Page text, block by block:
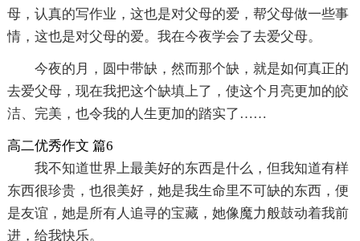
母，认真的写作业，这也是对父母的爱，帮父母做一些事
情，这也是对父母的爱。我在今夜学会了去爱父母。
今夜的月，圆中带缺，然而那个缺，就是如何真正的
去爱父母，现在我把这个缺填上了，使这个月亮更加的皎
洁、完美，也令我的人生更加的踏实了……
高二优秀作文 篇6
我不知道世界上最美好的东西是什么，但我知道有样
东西很珍贵，也很美好，她是我生命里不可缺的东西，便
是友谊，她是所有人追寻的宝藏，她像魔力般鼓动着我前
进，给我快乐。